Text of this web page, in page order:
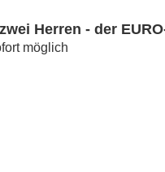
Herren - der
möglich